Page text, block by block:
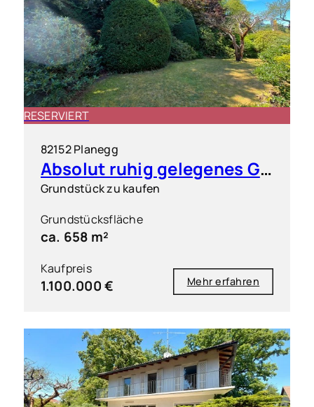
RESERVIERT
82152 Planegg
Absolut ruhig gelegenes Grundstück in exklusiver Wohnlage
Grundstück zu kaufen
Grundstücksfläche
ca. 658 m²
Kaufpreis
1.100.000 € Mehr erfahren